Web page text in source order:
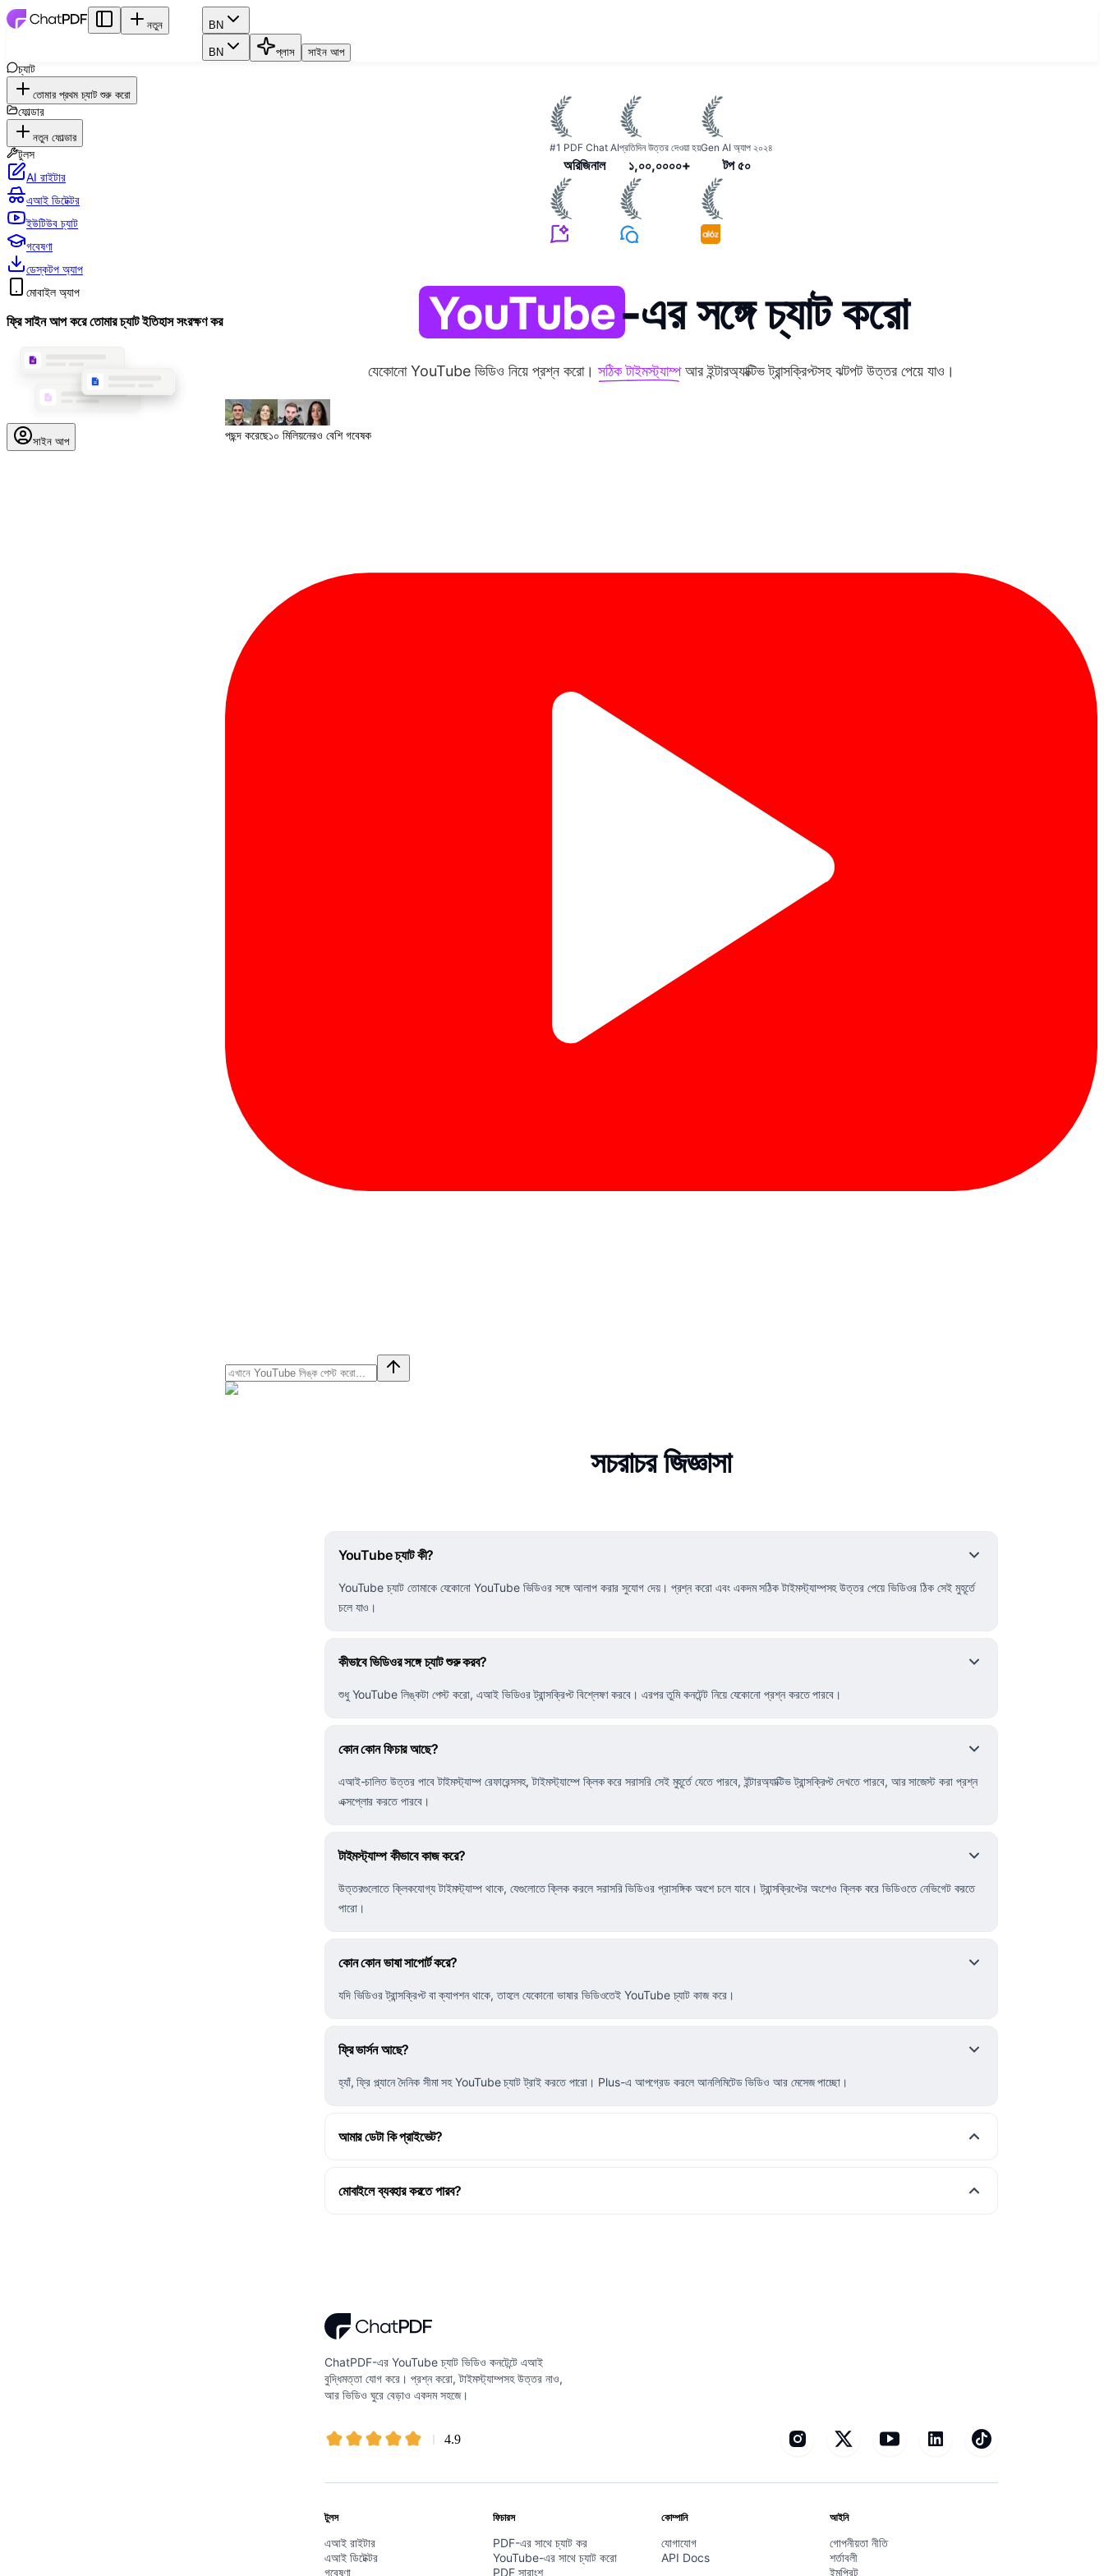
নতুন BN
BN প্লাস সাইন আপ
চ্যাট
তোমার প্রথম চ্যাট শুরু করো
ফোল্ডার
নতুন ফোল্ডার
টুলস
AI রাইটার
এআই ডিটেক্টর
ইউটিউব চ্যাট
গবেষণা
ডেস্কটপ অ্যাপ
মোবাইল অ্যাপ
ফ্রি সাইন আপ করে তোমার চ্যাট ইতিহাস সংরক্ষণ কর
সাইন আপ
#1 PDF Chat AI
অরিজিনাল
প্রতিদিন উত্তর দেওয়া হয়
১,০০,০০০০+
Gen AI অ্যাপ ২০২৪
টপ ৫০
YouTube-এর সঙ্গে চ্যাট করো
যেকোনো YouTube ভিডিও নিয়ে প্রশ্ন করো। সঠিক টাইমস্ট্যাম্পআর ইন্টার‌অ্যাক্টিভ ট্রান্সক্রিপ্টসহ ঝটপট উত্তর পেয়ে যাও।
পছন্দ করেছে১০ মিলিয়নেরও বেশি গবেষক
সচরাচর জিজ্ঞাসা
YouTube চ্যাট কী?
YouTube চ্যাট তোমাকে যেকোনো YouTube ভিডিওর সঙ্গে আলাপ করার সুযোগ দেয়। প্রশ্ন করো এবং একদম সঠিক টাইমস্ট্যাম্পসহ উত্তর পেয়ে ভিডিওর ঠিক সেই মুহূর্তে
চলে যাও।
কীভাবে ভিডিওর সঙ্গে চ্যাট শুরু করব?
শুধু YouTube লিঙ্কটা পেস্ট করো, এআই ভিডিওর ট্রান্সক্রিপ্ট বিশ্লেষণ করবে। এরপর তুমি কনটেন্ট নিয়ে যেকোনো প্রশ্ন করতে পারবে।
কোন কোন ফিচার আছে?
এআই-চালিত উত্তর পাবে টাইমস্ট্যাম্প রেফারেন্সসহ, টাইমস্ট্যাম্পে ক্লিক করে সরাসরি সেই মুহূর্তে যেতে পারবে, ইন্টার‌অ্যাক্টিভ ট্রান্সক্রিপ্ট দেখতে পারবে, আর সাজেস্ট করা প্রশ্ন
এক্সপ্লোর করতে পারবে।
টাইমস্ট্যাম্প কীভাবে কাজ করে?
উত্তরগুলোতে ক্লিকযোগ্য টাইমস্ট্যাম্প থাকে, যেগুলোতে ক্লিক করলে সরাসরি ভিডিওর প্রাসঙ্গিক অংশে চলে যাবে। ট্রান্সক্রিপ্টের অংশেও ক্লিক করে ভিডিওতে নেভিগেট করতে
পারো।
কোন কোন ভাষা সাপোর্ট করে?
যদি ভিডিওর ট্রান্সক্রিপ্ট বা ক্যাপশন থাকে, তাহলে যেকোনো ভাষার ভিডিওতেই YouTube চ্যাট কাজ করে।
ফ্রি ভার্সন আছে?
হ্যাঁ, ফ্রি প্ল্যানে দৈনিক সীমা সহ YouTube চ্যাট ট্রাই করতে পারো। Plus-এ আপগ্রেড করলে আনলিমিটেড ভিডিও আর মেসেজ পাচ্ছো।
আমার ডেটা কি প্রাইভেট?
মোবাইলে ব্যবহার করতে পারব?
ChatPDF-এর YouTube চ্যাট ভিডিও কনটেন্টে এআই
বুদ্ধিমত্তা যোগ করে। প্রশ্ন করো, টাইমস্ট্যাম্পসহ উত্তর নাও,
আর ভিডিও ঘুরে বেড়াও একদম সহজে।
4.9
টুলস
এআই রাইটার
এআই ডিটেক্টর
গবেষণা
ফিচারস
PDF-এর সাথে চ্যাট কর
YouTube-এর সাথে চ্যাট করো
PDF সারাংশ
কোম্পানি
যোগাযোগ
API Docs
আইনি
গোপনীয়তা নীতি
শর্তাবলী
ইমপ্রিন্ট